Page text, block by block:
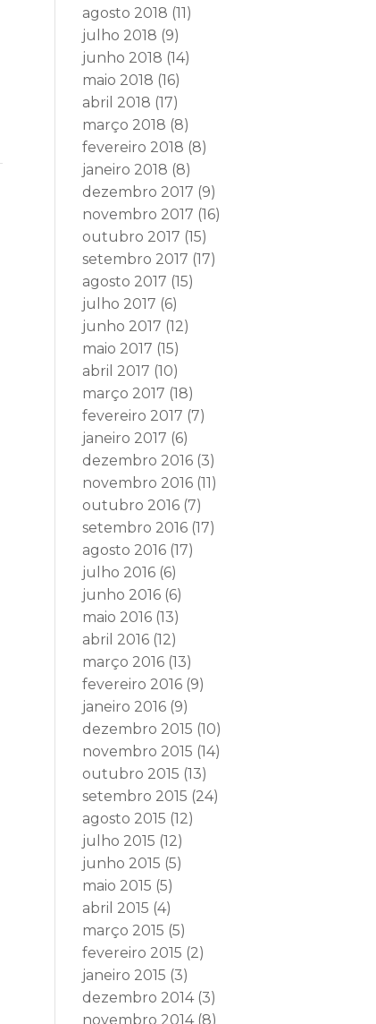
agosto 2018 (11)
julho 2018 (9)
junho 2018 (14)
maio 2018 (16)
abril 2018 (17)
março 2018 (8)
fevereiro 2018 (8)
janeiro 2018 (8)
dezembro 2017 (9)
novembro 2017 (16)
outubro 2017 (15)
setembro 2017 (17)
agosto 2017 (15)
julho 2017 (6)
junho 2017 (12)
maio 2017 (15)
abril 2017 (10)
março 2017 (18)
fevereiro 2017 (7)
janeiro 2017 (6)
dezembro 2016 (3)
novembro 2016 (11)
outubro 2016 (7)
setembro 2016 (17)
agosto 2016 (17)
julho 2016 (6)
junho 2016 (6)
maio 2016 (13)
abril 2016 (12)
março 2016 (13)
fevereiro 2016 (9)
janeiro 2016 (9)
dezembro 2015 (10)
novembro 2015 (14)
outubro 2015 (13)
setembro 2015 (24)
agosto 2015 (12)
julho 2015 (12)
junho 2015 (5)
maio 2015 (5)
abril 2015 (4)
março 2015 (5)
fevereiro 2015 (2)
janeiro 2015 (3)
dezembro 2014(3)
novembro 2014(8)